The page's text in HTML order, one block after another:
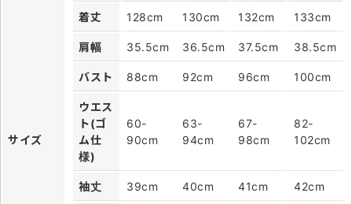
サイズ
着丈 128cm 130cm 132cm 133cm
肩幅 35.5cm 36.5cm 37.5cm 38.5cm
バスト 88cm 92cm 96cm 100cm
ウエス
ト(ゴ
ム仕
様)
60-
90cm
63-
94cm
67-
98cm
82-
102cm
袖丈 39cm 40cm 41cm 42cm